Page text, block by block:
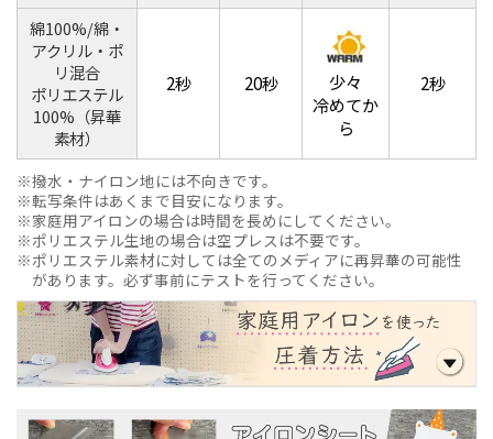
綿100%/綿・
アクリル・ポ
リ混合
ポリエステル
100%（昇華
素材）
2秒 20秒
少々
冷めてか
ら
2秒
撥水・ナイロン地には不向きです。
転写条件はあくまで目安になります。
家庭用アイロンの場合は時間を長めにしてください。
ポリエステル生地の場合は空プレスは不要です。
ポリエステル素材に対しては全てのメディアに再昇華の可能性
があります。必ず事前にテストを行ってください。